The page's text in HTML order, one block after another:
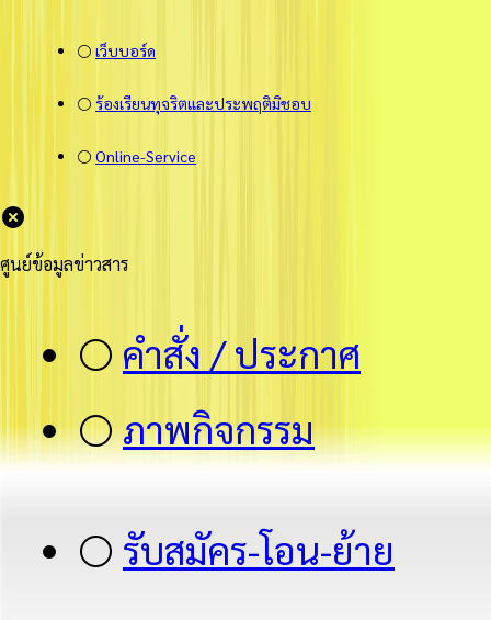
⚪ เว็บบอร์ด
⚪ ร้องเรียนทุจริตและประพฤติมิชอบ
⚪ Online-Service
ศูนย์ข้อมูลข่าวสาร
⚪ คำสั่ง / ประกาศ
⚪ภาพกิจกรรม
⚪ รับสมัคร-โอน-ย้าย